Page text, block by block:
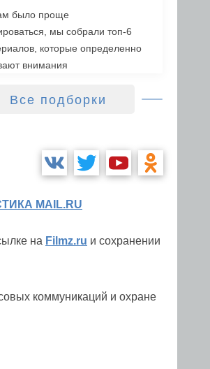
было проще
мы собрали топ-6
которые определенно
внимания
Все подборки
MAIL.RU
на Filmz.ru и сохранении
коммуникаций и охране